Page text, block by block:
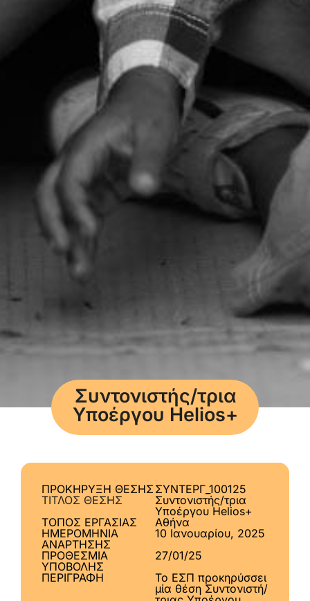
Συντονιστής/τρια
Υποέργου Helios+
ΠΡΟΚΗΡΥΞΗ ΘΕΣΗΣ ΣΥΝΤΕΡΓ_100125
ΤΙΤΛΟΣ ΘΕΣΗΣ
Συντονιστής/τρια
Υποέργου Helios+
ΤΟΠΟΣ ΕΡΓΑΣΙΑΣ
Αθήνα
ΗΜΕΡΟΜΗΝΙΑ
ΑΝΑΡΤΗΣΗΣ
10 Ιανουαρίου, 2025
ΠΡΟΘΕΣΜΙΑ
ΥΠΟΒΟΛΗΣ
27/01/25
ΠΕΡΙΓΡΑΦΗ
Το ΕΣΠ προκηρύσσει
μία θέση Συντονιστή/